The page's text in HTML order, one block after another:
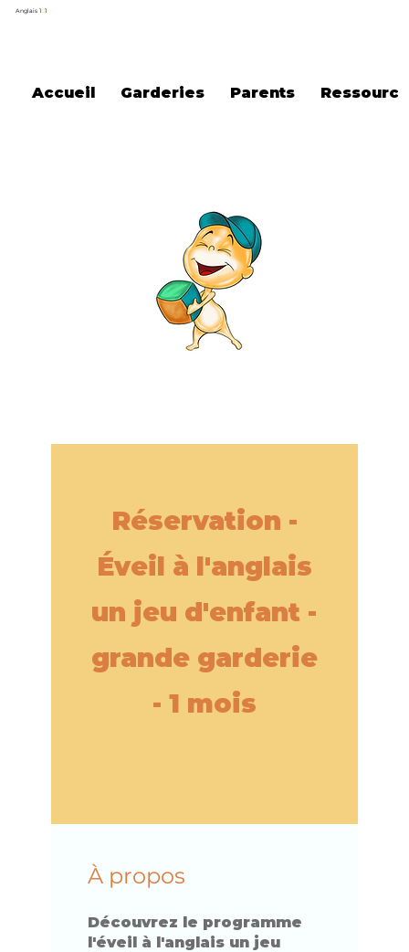
Anglais 101
Accueil Garderies Parents
Réservation -
Éveil à l'anglais
un jeu d'enfant -
grande garderie
- 1 mois
À propos
Découvrez le programme
l'éveil à l'anglais un jeu